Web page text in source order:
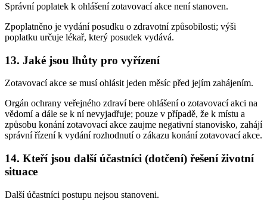
Správní poplatek k ohlášení zotavovací akce není stanoven.
Zpoplatněno je vydání posudku o zdravotní způsobilosti; výši
poplatku určuje lékař, který posudek vydává.
13. Jaké jsou lhůty pro vyřízení
Zotavovací akce se musí ohlásit jeden měsíc před jejím zahájením.
Orgán ochrany veřejného zdraví bere ohlášení o zotavovací akci na
vědomí a dále se k ní nevyjadřuje; pouze v případě, že k místu a
způsobu konání zotavovací akce zaujme negativní stanovisko, zahájí
správní řízení k vydání rozhodnutí o zákazu konání zotavovací akce.
14. Kteří jsou další účastníci (dotčení) řešení životní
situace
Další účastníci postupu nejsou stanoveni.